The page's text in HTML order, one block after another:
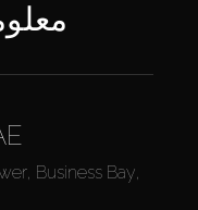
Business Bay,